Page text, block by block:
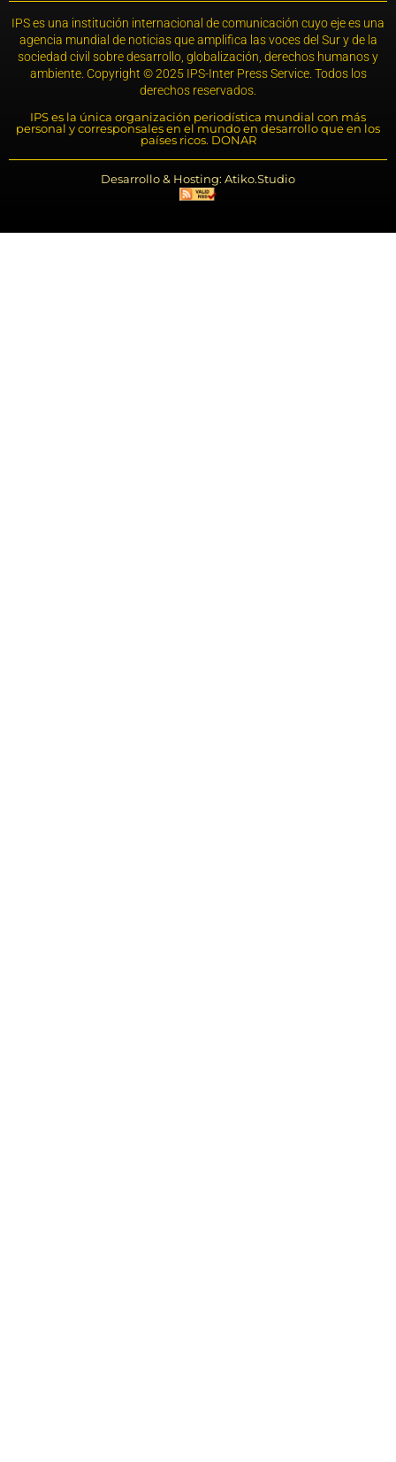
IPS es una institución internacional de comunicación cuyo eje es una
agencia mundial de noticias que amplifica las voces del Sur y de la
sociedad civil sobre desarrollo, globalización, derechos humanos y
ambiente. Copyright © 2025 IPS-Inter Press Service. Todos los
derechos reservados.
IPS es la única organización periodística mundial con más
personal y corresponsales en el mundo en desarrollo que en los
países ricos. DONAR
Desarrollo & Hosting: Atiko.Studio